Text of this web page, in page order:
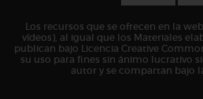
Los recursos que se ofrecen en la
vídeos), al igual que los Materiales
publican bajo Licencia Creative
su uso para fines sin ánimo lucrativo
autor y se compartan bajo